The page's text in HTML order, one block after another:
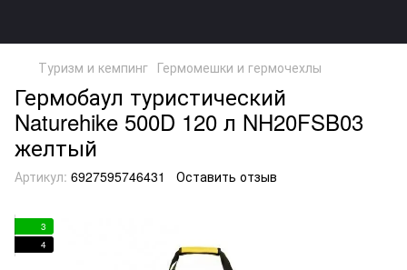
Туризм и кемпинг Гермомешки и гермочехлы
Гермобаул туристический
Naturehike 500D 120 л NH20FSB03
желтый
Артикул: 6927595746431 Оставить отзыв
3
4